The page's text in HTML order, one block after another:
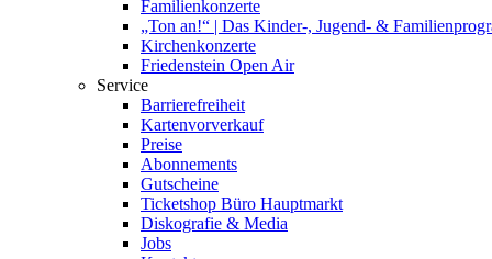
Familienkonzerte
„Ton an!“ | Das Kinder-, Jugend- &
Kirchenkonzerte
Friedenstein Open Air
Service
Barrierefreiheit
Kartenvorverkauf
Preise
Abonnements
Gutscheine
Ticketshop Büro Hauptmarkt
Diskografie & Media
Jobs